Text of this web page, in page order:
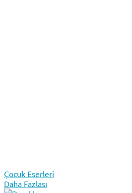
Çocuk Eserleri
Daha Fazlası